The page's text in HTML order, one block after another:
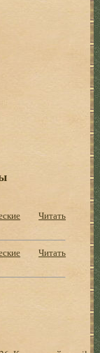
Читать
Читать